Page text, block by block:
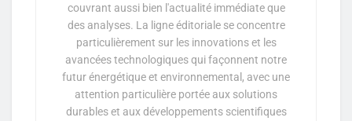
couvrant aussi bien l'actualité immédiate que
des analyses. La ligne éditoriale se concentre
particulièrement sur les innovations et les
avancées technologiques qui façonnent notre
futur énergétique et environnemental, avec une
attention particulière portée aux solutions
durables et aux développements scientifiques